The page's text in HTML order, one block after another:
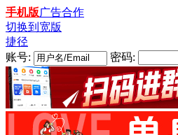
手机版广告合作
切换到宽版
捷径
账号:
密码: